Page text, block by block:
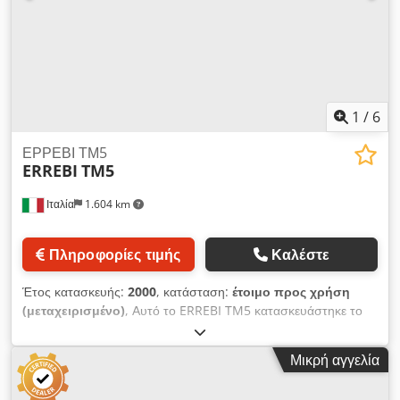
1 / 6
Ιταλία 1.604 km
ΕΡΡΕΒΙ ΤΜ5
ERREBI TM5
Πληροφορίες τιμής Καλέστε
Έτος κατασκευής: 2000, κατάσταση: έτοιμο προς χρήση
(μεταχειρισμένο), Αυτό το ERREBI TM5 κατασκευάστηκε το
2000. Σχεδιάστηκε για την παραγωγή ξύλινων παλετών και
συσκευασιών και λειτουργεί σε πολλαπλούς σταθμούς
εργασίας για ταυτόχρονο καρφίωμα εξαρτημάτων. Το CNC
σύστημα διασφαλίζει τον πλήρη έλεγχο όλων των κινήσεων
Μικρή αγγελία